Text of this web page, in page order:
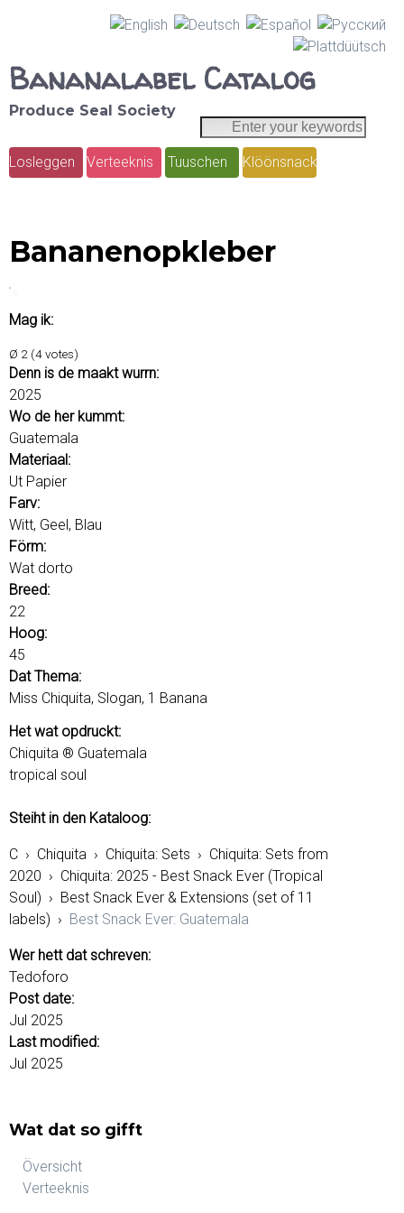
Skip
main
content
Bananalabel Catalog
Produce Seal Society
e
c
h
n
t
M
i
m
e
n
u
Losleggen Verteeknis Tuuschen Klöönsnack
Bananenopkleber
Mag ik:
Ø 2 (4votes)
Denn is de maakt wurrn:
2025
Wo de her kummt:
Guatemala
Materiaal:
Ut Papier
Farv:
Witt, Geel, Blau
Förm:
Wat dorto
Breed:
22
Hoog:
45
Dat Thema:
Miss Chiquita, Slogan, 1 Banana
Het wat opdruckt:
Chiquita ® Guatemala
tropical soul
Steiht in den Kataloog:
C › Chiquita › Chiquita: Sets › Chiquita: Sets from
2020 › Chiquita: 2025 - Best Snack Ever (Tropical
Soul) › Best Snack Ever & Extensions (set of 11
labels) › Best Snack Ever: Guatemala
Wer hett dat schreven:
Tedoforo
Post date:
Jul 2025
Last modified:
Jul 2025
Wat dat so gifft
Översicht
Verteeknis